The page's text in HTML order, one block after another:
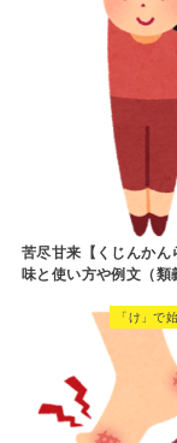
苦尽甘来【くじんかん
味と使い方や例文（類
「け」で